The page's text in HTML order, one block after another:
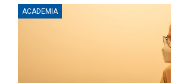
ACADEMIA